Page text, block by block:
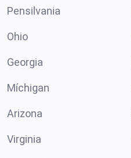
Pensilvania
Ohio
Georgia
Míchigan
Arizona
Virginia